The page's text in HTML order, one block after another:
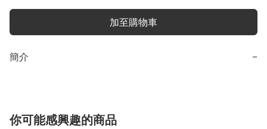
加至購物車
簡介 −
你可能感興趣的商品